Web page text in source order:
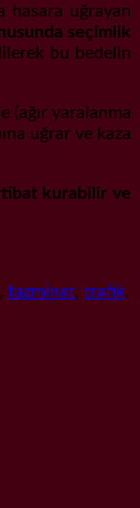
hasara uğrayan
seçimlik
bu bedelin
(ağır yaralanma
uğrar ve kaza
kurabilir ve
, tazminat, trafik,